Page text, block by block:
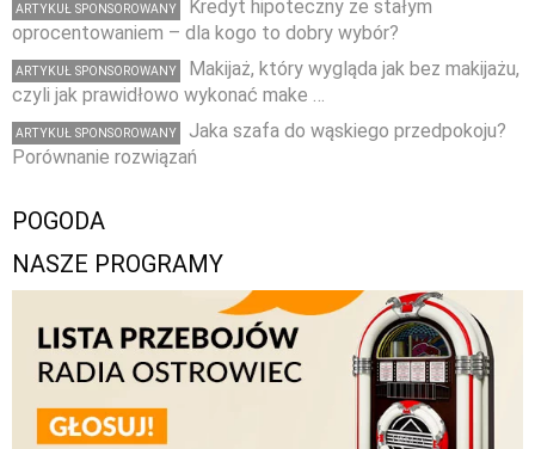
ARTYKUŁ SPONSOROWANY
Kredyt hipoteczny ze stałym
oprocentowaniem – dla kogo to dobry wybór?
ARTYKUŁ SPONSOROWANY
Makijaż, który wygląda jak bez makijażu,
czyli jak prawidłowo wykonać make …
ARTYKUŁ SPONSOROWANY
Jaka szafa do wąskiego przedpokoju?
Porównanie rozwiązań
POGODA
NASZE PROGRAMY